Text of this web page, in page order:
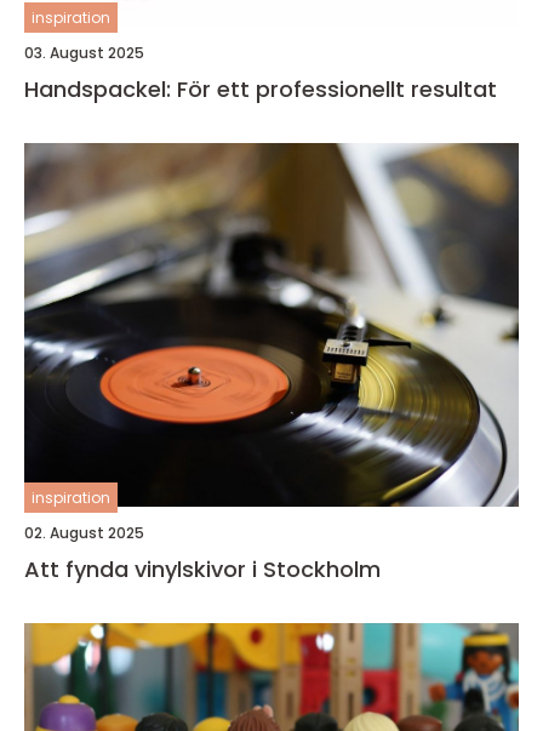
inspiration
03. August 2025
Handspackel: För ett professionellt resultat
inspiration
02. August 2025
Att fynda vinylskivor i Stockholm